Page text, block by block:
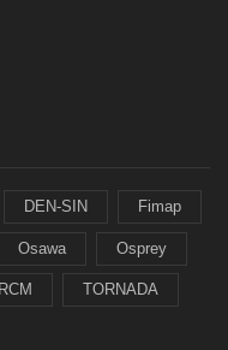
DEN-SIN Fimap
Osawa Osprey
RCM TORNADA